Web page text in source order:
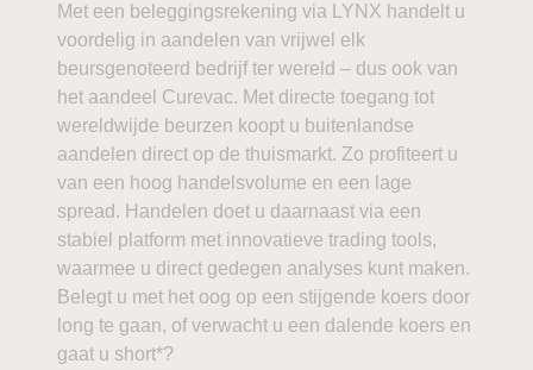
Met een beleggingsrekening via LYNX handelt u
voordelig in aandelen van vrijwel elk
beursgenoteerd bedrijf ter wereld – dus ook van
het aandeel Curevac. Met directe toegang tot
wereldwijde beurzen koopt u buitenlandse
aandelen direct op de thuismarkt. Zo profiteert u
van een hoog handelsvolume en een lage
spread. Handelen doet u daarnaast via een
stabiel platform met innovatieve trading tools,
waarmee u direct gedegen analyses kunt maken.
Belegt u met het oog op een stijgende koers door
long te gaan, of verwacht u een dalende koers en
gaat u short*?